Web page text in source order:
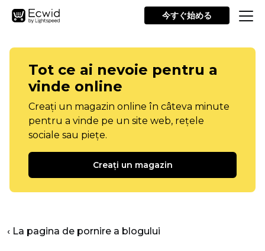
今すぐ始める
Tot ce ai nevoie pentru a
vinde online
Creați un magazin online în câteva minute
pentru a vinde pe un site web, rețele
sociale sau piețe.
Creați un magazin
‹ La pagina de pornire a blogului